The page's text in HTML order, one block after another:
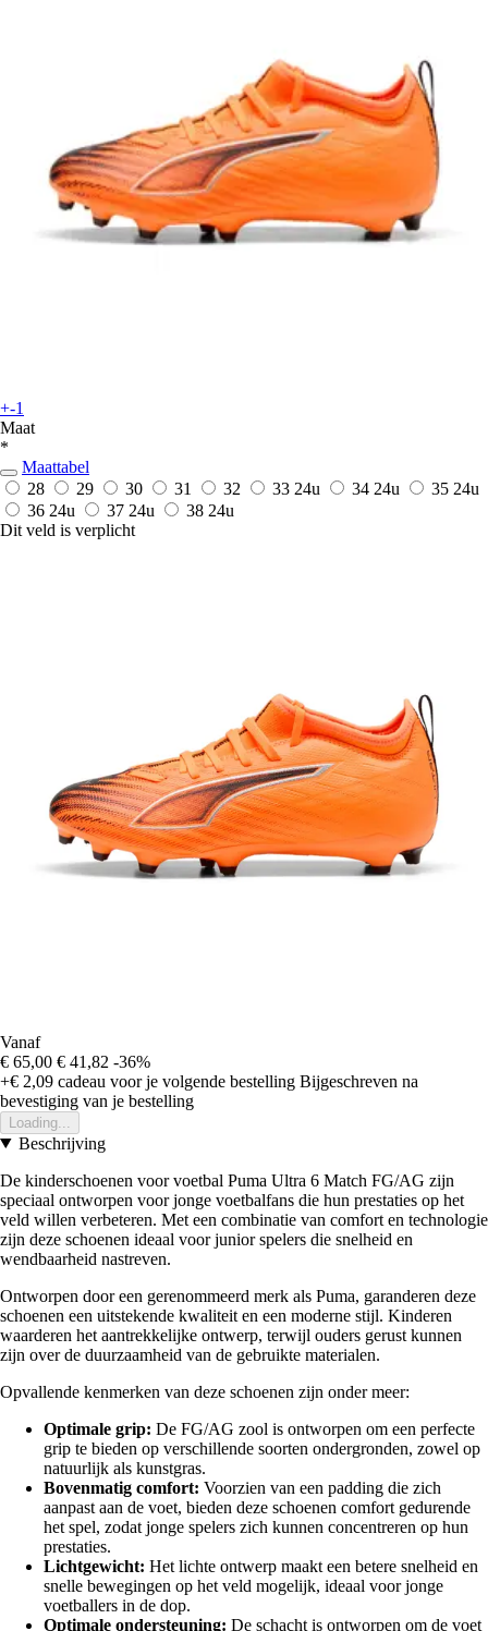
+-1
Maat
*
Maattabel
28
29 30 31 32 33 24u 34 24u 35 24u
36 24u 37 24u 38 24u
Dit veld is verplicht
Vanaf
€ 65,00 € 41,82 -36%
+€ 2,09 cadeau voor je volgende bestelling Bijgeschreven na
bevestiging van je bestelling
Loading...
Beschrijving
De kinderschoenen voor voetbal Puma Ultra 6 Match FG/AG zijn
speciaal ontworpen voor jonge voetbalfans die hun prestaties op het
veld willen verbeteren. Met een combinatie van comfort en technologie
zijn deze schoenen ideaal voor junior spelers die snelheid en
wendbaarheid nastreven.
Ontworpen door een gerenommeerd merk als Puma, garanderen deze
schoenen een uitstekende kwaliteit en een moderne stijl. Kinderen
waarderen het aantrekkelijke ontwerp, terwijl ouders gerust kunnen
zijn over de duurzaamheid van de gebruikte materialen.
Opvallende kenmerken van deze schoenen zijn onder meer:
Optimale grip: De FG/AG zool is ontworpen om een perfecte
grip te bieden op verschillende soorten ondergronden, zowel op
natuurlijk als kunstgras.
Bovenmatig comfort: Voorzien van een padding die zich
aanpast aan de voet, bieden deze schoenen comfort gedurende
het spel, zodat jonge spelers zich kunnen concentreren op hun
prestaties.
Lichtgewicht: Het lichte ontwerp maakt een betere snelheid en
snelle bewegingen op het veld mogelijk, ideaal voor jonge
voetballers in de dop.
Optimale ondersteuning: De schacht is ontworpen om de voet